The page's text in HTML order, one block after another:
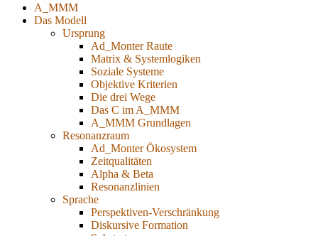
A_MMM
Das Modell
Ursprung
Ad_Monter Raute
Matrix & Systemlogiken
Soziale Systeme
Objektive Kriterien
Die drei Wege
Das C im A_MMM
A_MMM Grundlagen
Resonanzraum
Ad_Monter Ökosystem
Zeitqualitäten
Alpha & Beta
Resonanzlinien
Sprache
Perspektiven-Verschränkung
Diskursive Formation